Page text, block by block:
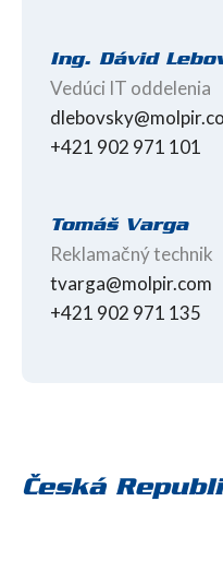
Ing. Dávid
Vedúci IT oddelenia
+421 902 971 101
Tomáš Varga
Reklamačný technik
tvarga@molpir.com
+421 902 971 135
Česká